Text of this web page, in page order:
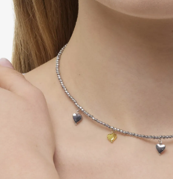
€48,00
Collier ras-du-cou enfilé en hématite
forme de cœur en hématite dorée et
925‰ rhodié Fabriqué en